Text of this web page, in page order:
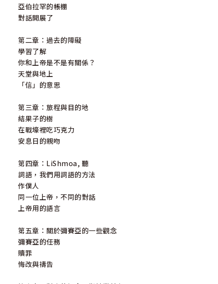
亞伯拉罕的帳棚
對話開展了
第二章：過去的障礙
學習了解
你和上帝是不是有關係？
天堂與地上
「信」的意思
第三章：旅程與目的地
結果子的樹
在戰壕裡吃巧克力
安息日的親吻
第四章：LiShmoa, 聽
詞語，我們用詞語的方法
作僕人
同一位上帝，不同的對話
上帝用的語言
第五章：關於彌賽亞的一些觀念
彌賽亞的任務
贖罪
悔改與禱告